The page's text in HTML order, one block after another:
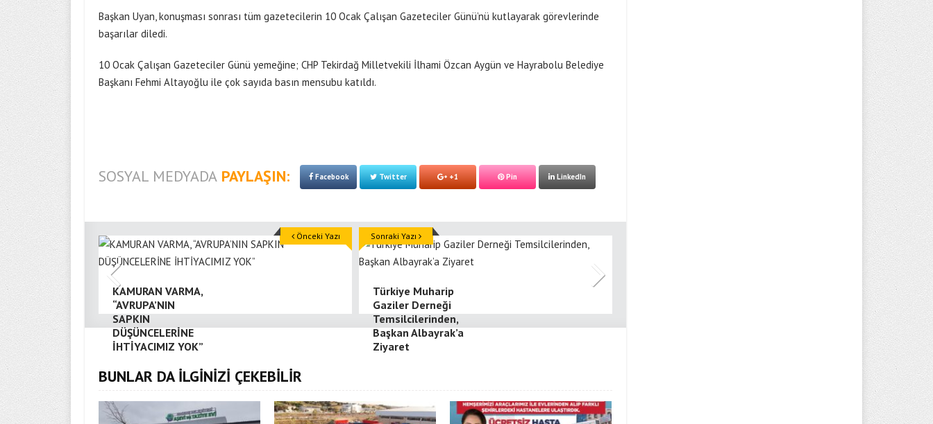
Başkan Uyan, konuşması sonrası tüm gazetecilerin 10 Ocak Çalışan Gazeteciler Günü’nü kutlayarak görevlerinde
başarılar diledi.
10 Ocak Çalışan Gazeteciler Günü yemeğine; CHP Tekirdağ Milletvekili İlhami Özcan Aygün ve Hayrabolu Belediye
Başkanı Fehmi Altayoğlu ile çok sayıda basın mensubu katıldı.
SOSYAL MEDYADA PAYLAŞIN: Facebook Twitter +1 Pin LinkedIn
KAMURAN VARMA,
“AVRUPA’NIN
SAPKIN
DÜŞÜNCELERİNE
İHTİYACIMIZ YOK”
Önceki Yazı
Türkiye Muharip
Gaziler Derneği
Temsilcilerinden,
Başkan Albayrak’a
Ziyaret
Sonraki Yazı
BUNLAR DA İLGİNİZİ ÇEKEBİLİR